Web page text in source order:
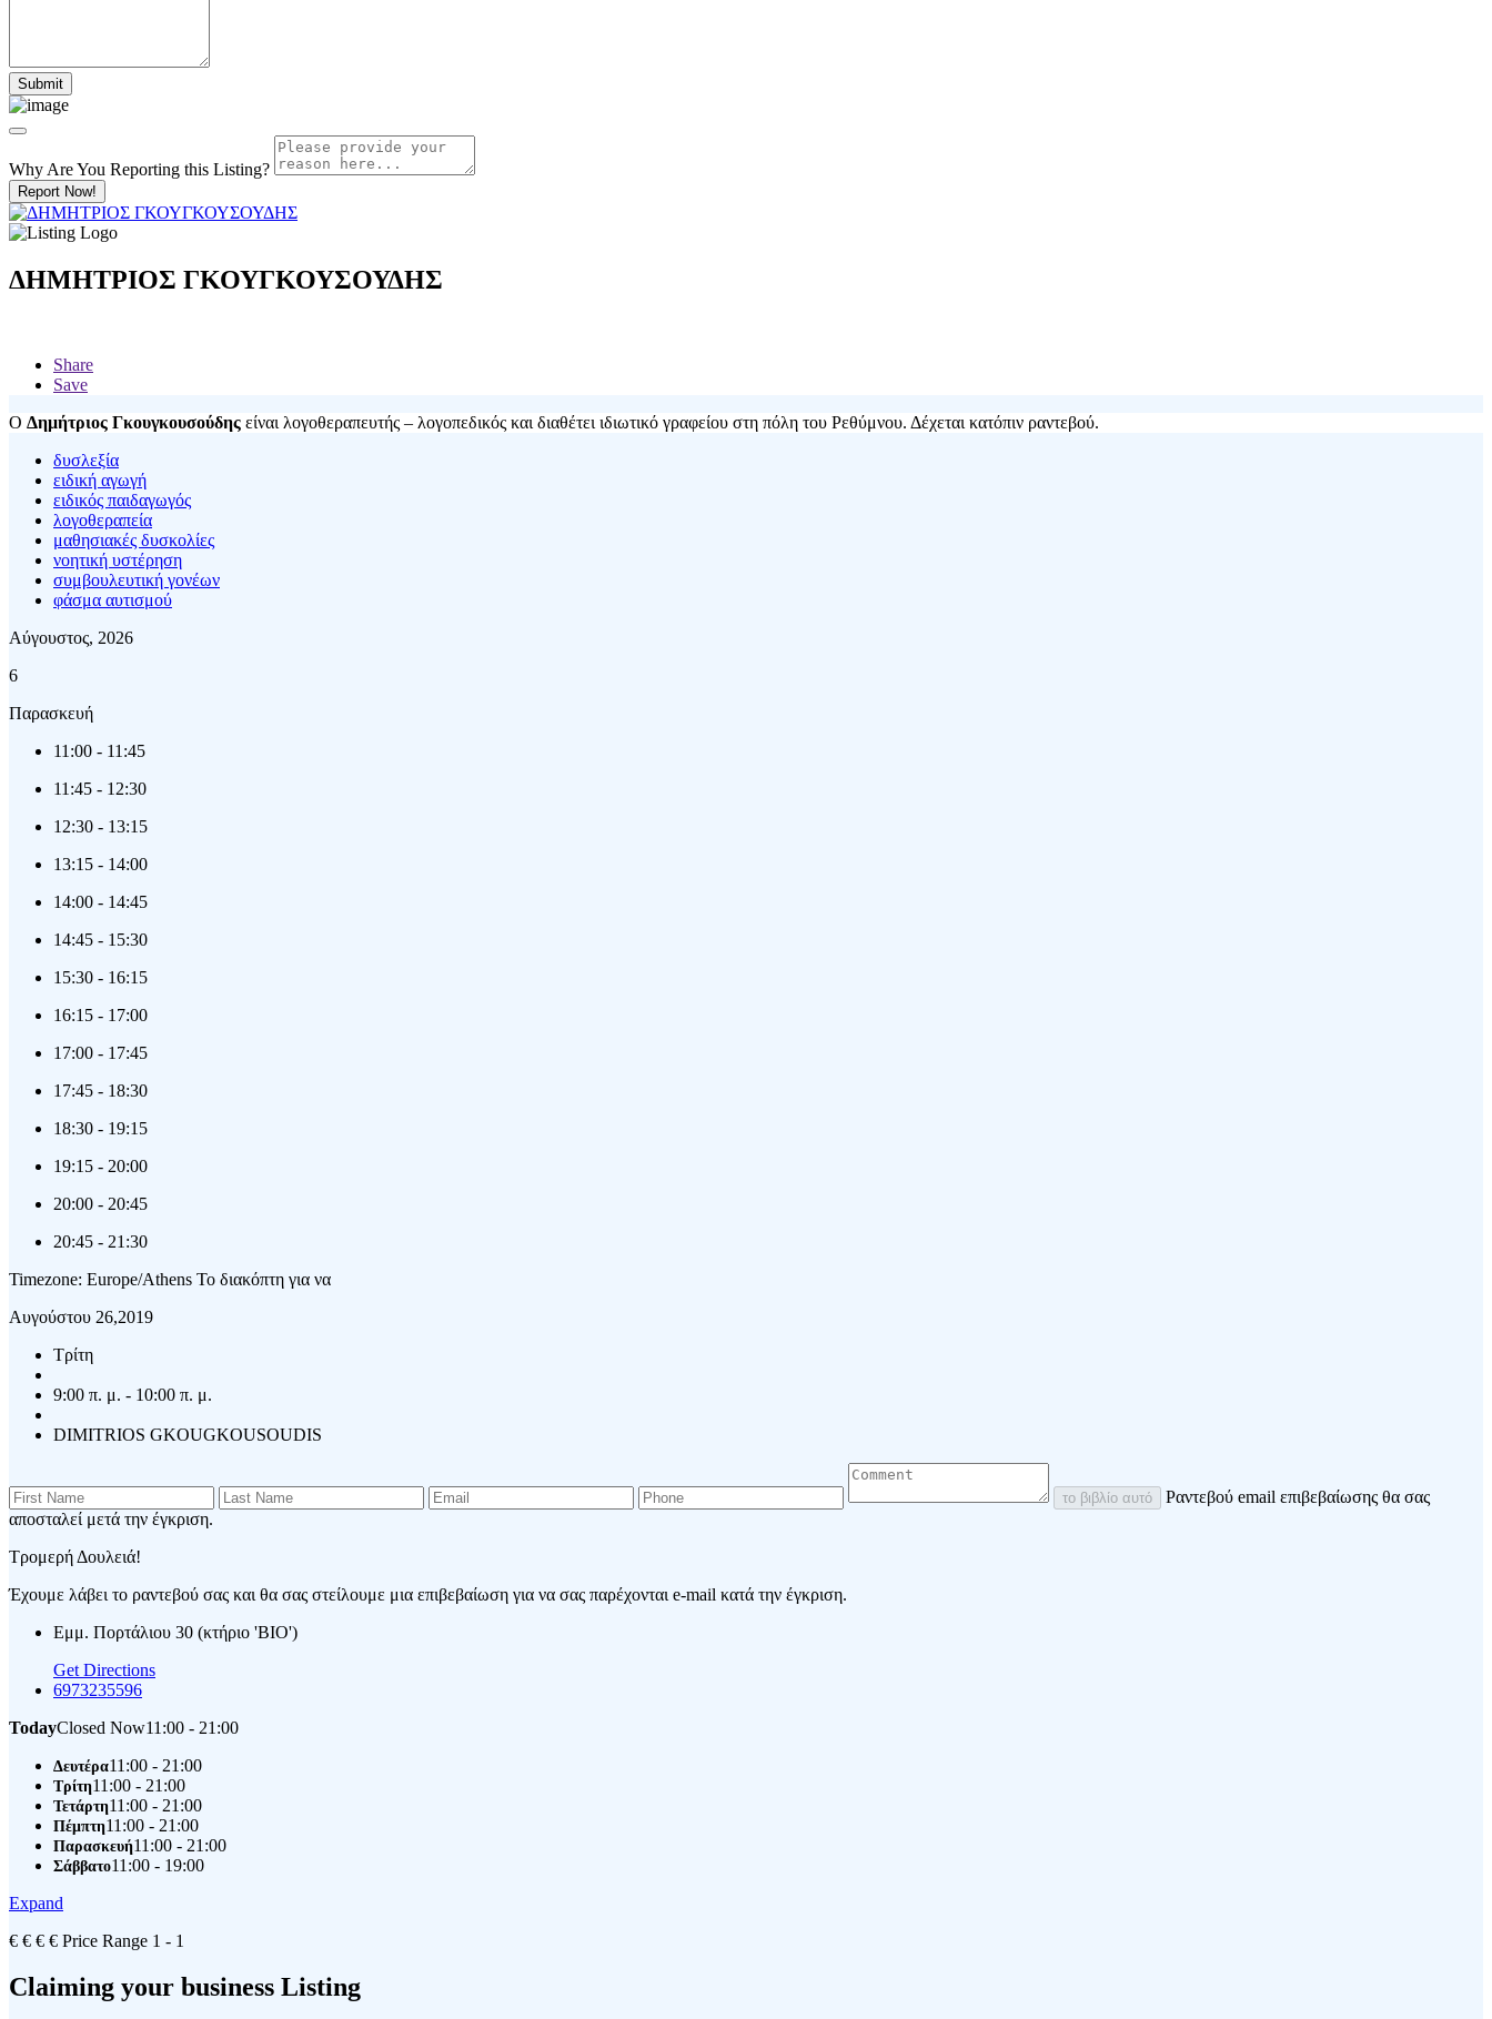
Why Are You Reporting this Listing?
Report Now!
ΔΗΜΗΤΡΙΟΣ ΓΚΟΥΓΚΟΥΣΟΥΔΗΣ
Share
Save
O Δημήτριος Γκουγκουσούδης είναι λογοθεραπευτής – λογοπεδικός και διαθέτει ιδιωτικό γραφείου στη πόλη του Ρεθύμνου. Δέχεται κατόπιν ραντεβού.
δυσλεξία
ειδική αγωγή
ειδικός παιδαγωγός
λογοθεραπεία
μαθησιακές δυσκολίες
νοητική υστέρηση
συμβουλευτική γονέων
φάσμα αυτισμού
Αύγουστος, 2026
6
Παρασκευή
11:00 - 11:45
11:45 - 12:30
12:30 - 13:15
13:15 - 14:00
14:00 - 14:45
14:45 - 15:30
15:30 - 16:15
16:15 - 17:00
17:00 - 17:45
17:45 - 18:30
18:30 - 19:15
19:15 - 20:00
20:00 - 20:45
20:45 - 21:30
Timezone: Europe/Athens Το διακόπτη για να
Αυγούστου 26,2019
Τρίτη
9:00 π. μ. - 10:00 π. μ.
DIMITRIOS GKOUGKOUSOUDIS
το βιβλίο αυτό
Ραντεβού email επιβεβαίωσης θα σας
αποσταλεί μετά την έγκριση.
Τρομερή Δουλειά!
Έχουμε λάβει το ραντεβού σας και θα σας στείλουμε μια επιβεβαίωση για να σας παρέχονται e-mail κατά την έγκριση.
Εμμ. Πορτάλιου 30 (κτήριο 'BIO')
Get Directions
6973235596
TodayClosed Now11:00 - 21:00
Δευτέρα11:00 - 21:00
Τρίτη11:00 - 21:00
Τετάρτη11:00 - 21:00
Πέμπτη11:00 - 21:00
Παρασκευή11:00 - 21:00
Σάββατο11:00 - 19:00
Expand
€ € € € Price Range 1 - 1
Claiming your business Listing